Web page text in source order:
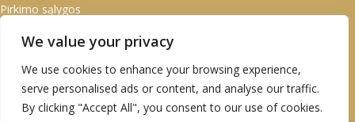
We value your privacy
We use cookies to enhance your browsing experience,
serve personalised ads or content, and analyse our traffic.
By clicking "Accept All", you consent to our use of cookies.
Pirkimo sąlygos
Garantijos ir grąžinimas
PASKYRA